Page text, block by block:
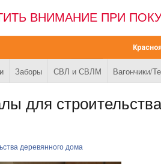
ВНИМАНИЕ ПРИ
Заборы СВЛ и СВЛМ Вагончики/
для строительства
деревянного дома